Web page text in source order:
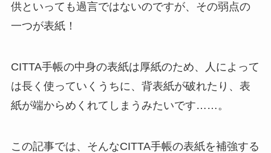
供といっても過言ではないのですが、その弱点の
一つが表紙！
CITTA手帳の中身の表紙は厚紙のため、人によって
は長く使っていくうちに、背表紙が破れたり、表
紙が端からめくれてしまうみたいです……。
この記事では、そんなCITTA手帳の表紙を補強する